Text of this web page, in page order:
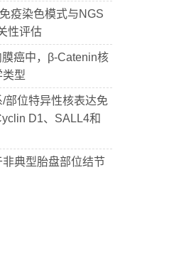
疫染色模式与NGS
性评估
癌中，β-Catenin核
型
部位特异性核表达免
D1、SALL4和
典型胎盘部位结节